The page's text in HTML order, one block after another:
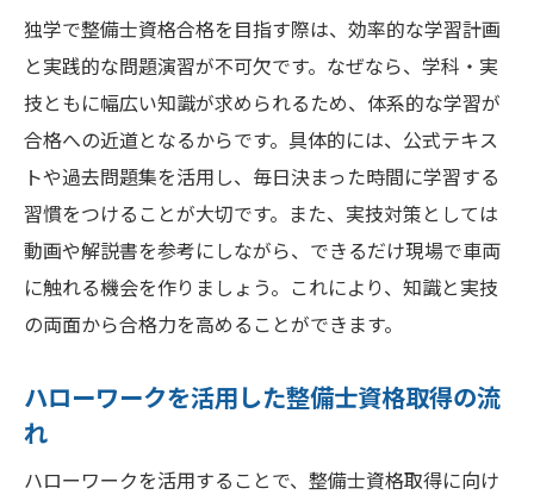
独学で整備士資格合格を目指す際は、効率的な学習計画
と実践的な問題演習が不可欠です。なぜなら、学科・実
技ともに幅広い知識が求められるため、体系的な学習が
合格への近道となるからです。具体的には、公式テキス
トや過去問題集を活用し、毎日決まった時間に学習する
習慣をつけることが大切です。また、実技対策としては
動画や解説書を参考にしながら、できるだけ現場で車両
に触れる機会を作りましょう。これにより、知識と実技
の両面から合格力を高めることができます。
ハローワークを活用した整備士資格取得の流
れ
ハローワークを活用することで、整備士資格取得に向け